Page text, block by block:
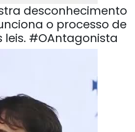
desconhecimento
o processo de
#OAntagonista